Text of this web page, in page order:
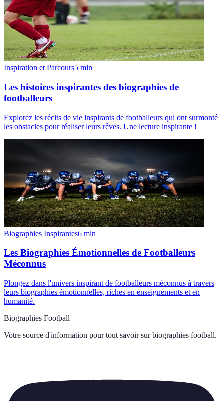
Inspiration et Parcours5 min
Les histoires inspirantes des biographies de
footballeurs
Explorez les récits de vie inspirants de footballeurs qui ont surmonté
les obstacles pour réaliser leurs rêves. Une lecture inspirante !
Biographies Inspirantes6 min
Les Biographies Émotionnelles de Footballeurs
Méconnus
Plongez dans l'univers inspirant de footballeurs méconnus à travers
leurs biographies émotionnelles, riches en enseignements et en
humanité.
Biographies Football
Votre source d'information pour tout savoir sur biographies football.